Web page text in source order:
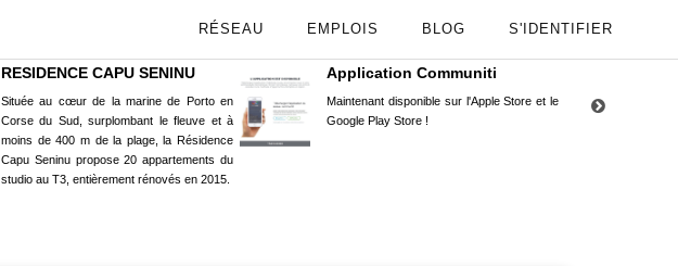
RÉSEAU EMPLOIS BLOG S'IDENTIFIER
RESIDENCE CAPU SENINU
Située au cœur de la marine de Porto en
Corse du Sud, surplombant le fleuve et à
moins de 400 m de la plage, la Résidence
Capu Seninu propose 20 appartements du
studio au T3, entièrement rénovés en 2015.
Application Communiti
Maintenant disponible sur l'Apple Store et le
Google Play Store !